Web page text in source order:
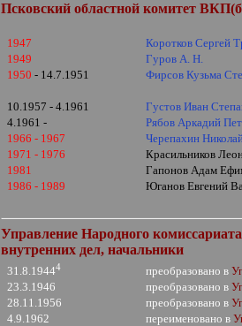
Псковский областной комитет
1947
Коротков Сергей
1949
Гуров А. Н.
1950 - 14.7.1951 Фирсов Кузьма
10.1957 - 4.1961
Густов Иван
4.1961 -
Рябов Аркадий
1966 - 1967
Черепахин
1971 - 1976
Красильников
1981
Гапонов Адам
1986 - 1989
Юганов Евгений
Управление Народного
внутренних дел, начальники
31.8.19444 преобразовано в
23.3.1946
преобразовано в
28.11.1956
преобразовано в
4.9.1962
переименовано в